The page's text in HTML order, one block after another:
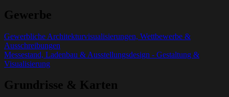
Gewerbe
Gewerbliche Architekturvisualisierungen, Wettbewerbe &
Ausschreibungen
Messestand, Ladenbau & Ausstellungsdesign - Gestaltung &
Visualisierung
Grundrisse & Karten